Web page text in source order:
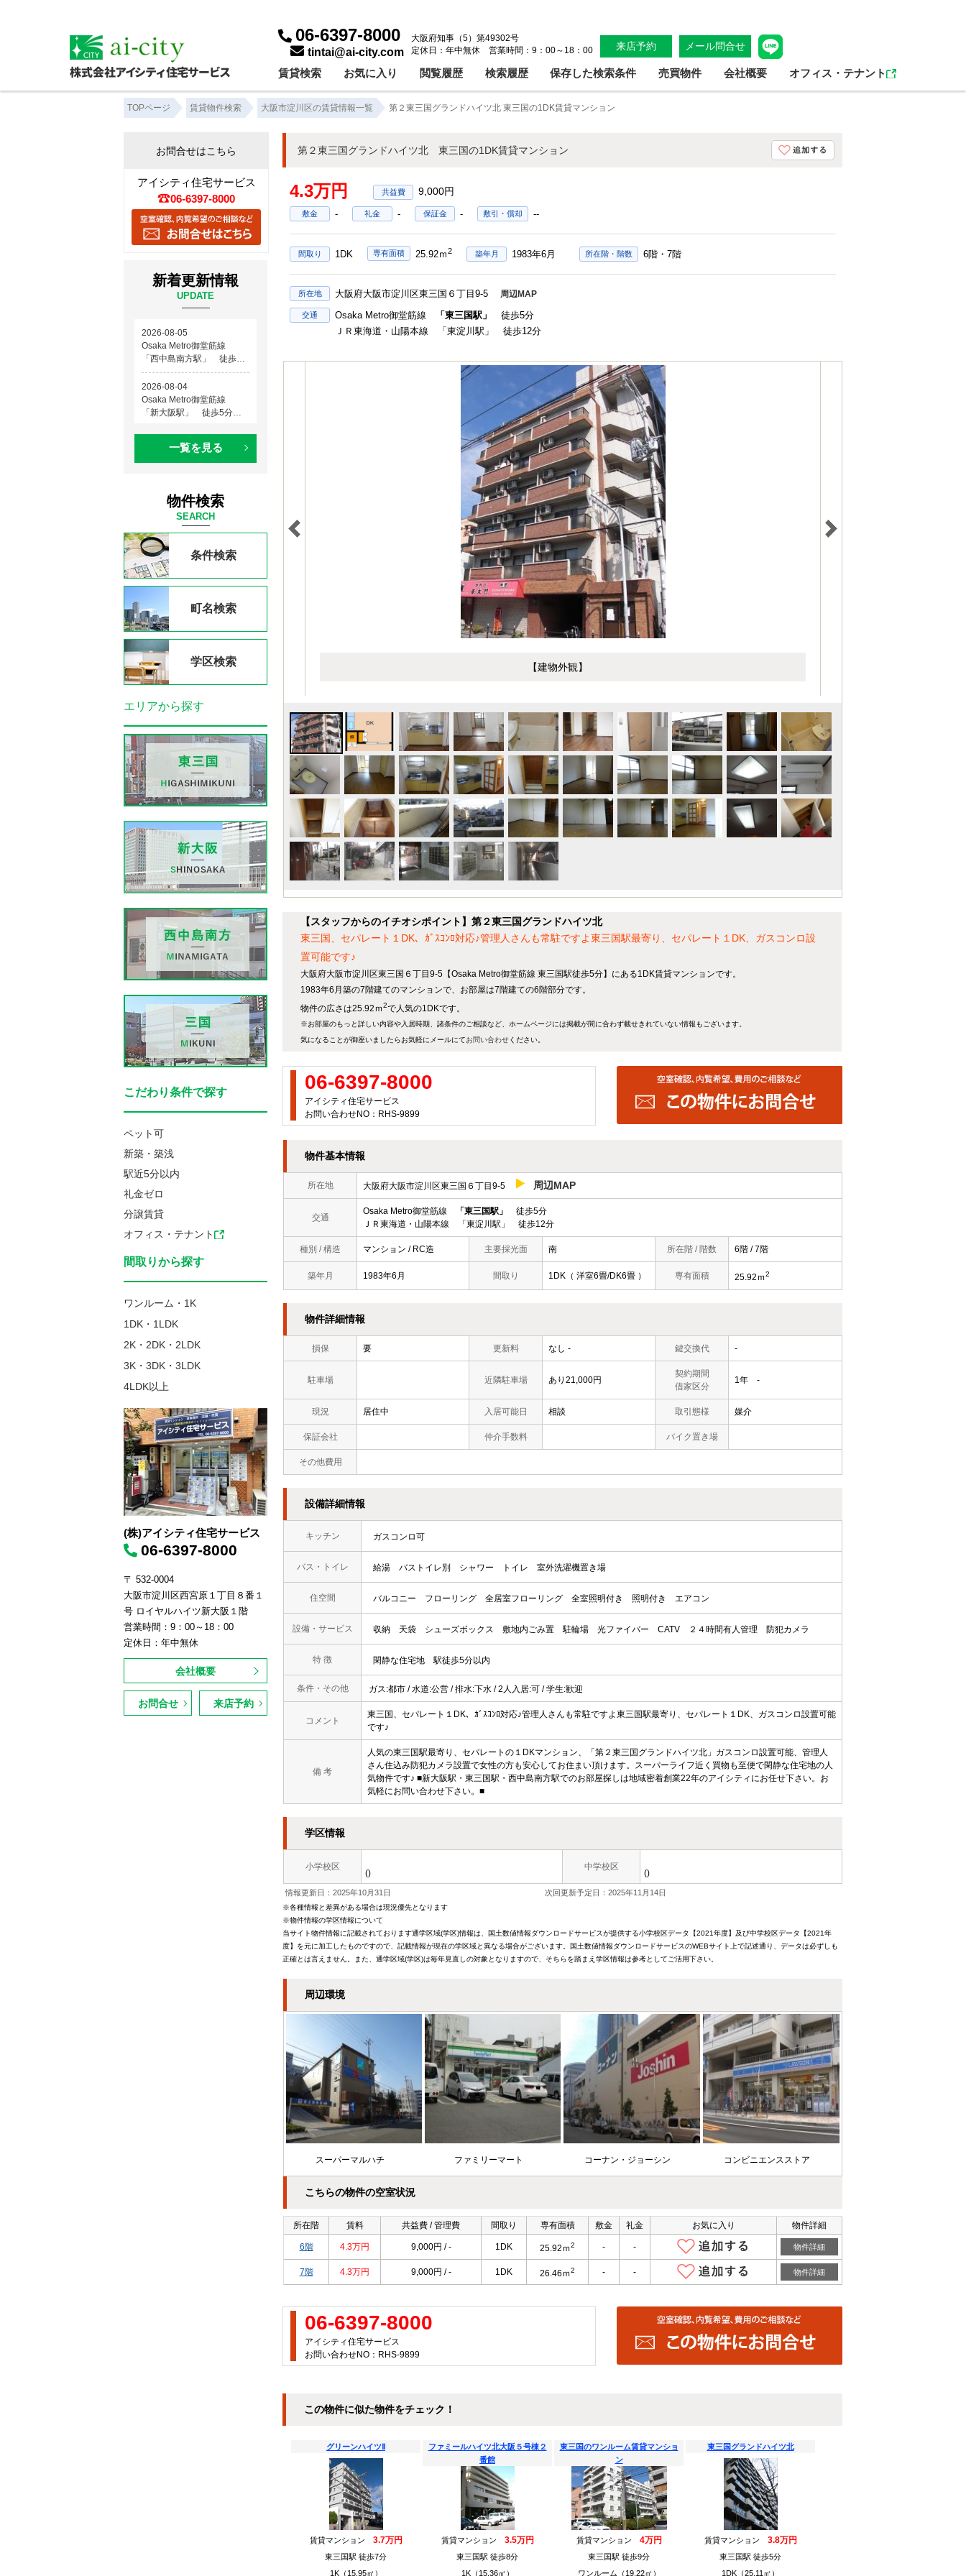
06-6397-8000
tintai@ai-city.com
大阪府知事（5）第49302号
定休日：年中無休 営業時間：9：00～18：00
来店予約 メール問合せ
賃貸検索 お気に入り 閲覧履歴 検索履歴 保存した検索条件 売買物件 会社概要 オフィス・テナント
TOPページ 賃貸物件検索 大阪市淀川区の賃貸情報一覧 第２東三国グランドハイツ北 東三国の1DK賃貸マンション
第２東三国グランドハイツ北 東三国の1DK賃貸マンション
4.3万円 9,000円
敷金 - 礼金 - 保証金 - 敷引・償却 --
間取り 1DK 専有面積 25.92ｍ2 築年月 1983年6月 所在階・階数 6階・7階
所在地 大阪府大阪市淀川区東三国６丁目9-5 周辺MAP
交通 Osaka Metro御堂筋線 「東三国駅」
徒歩5分
ＪＲ東海道・山陽本線 「東淀川駅」 徒歩12分
【建物外観】
【スタッフからのイチオシポイント】第２東三国グランドハイツ北
東三国、セパレート１DK、ｶﾞｽｺﾝﾛ対応♪管理人さんも常駐ですよ東三国駅最寄り、セパレート１DK、ガスコンロ設
置可能です♪
大阪府大阪市淀川区東三国６丁目9-5【Osaka Metro御堂筋線 東三国駅徒歩5分】にある1DK賃貸マンションです。
1983年6月築の7階建てのマンションで、お部屋は7階建ての6階部分です。
物件の広さは25.92ｍ2で人気の1DKです。
※お部屋のもっと詳しい内容や入居時期、諸条件のご相談など、ホームページには掲載が間に合わず載せきれていない情報もございます。
気になることが御座いましたらお気軽にメールにてお問い合わせください。
06-6397-8000
アイシティ住宅サービス
お問い合わせNO：RHS-9899
物件基本情報
所在地 大阪府大阪市淀川区東三国６丁目9-5 周辺MAP
交通
Osaka Metro御堂筋線 「東三国駅」
徒歩5分
ＪＲ東海道・山陽本線 「東淀川駅」 徒歩12分
種別 / 構造 マンション / RC造 主要採光面 南 所在階 / 階数 6階 / 7階
築年月 1983年6月 間取り 1DK（ 洋室6畳/DK6畳 ） 専有面積 25.92ｍ2
物件詳細情報
損保 要 更新料 なし - 鍵交換代 -
駐車場 近隣駐車場 あり21,000円
契約期間
借家区分
1年 -
現況 居住中 入居可能日 相談 取引態様 媒介
保証会社 仲介手数料 バイク置き場
その他費用
設備詳細情報
キッチン ガスコンロ可
バス・トイレ 給湯 バストイレ別 シャワー トイレ 室外洗濯機置き場
住空間 バルコニー フローリング 全居室フローリング 全室照明付き 照明付き エアコン
設備・サービス 収納 天袋 シューズボックス 敷地内ごみ置 駐輪場 光ファイバー CATV ２４時間有人管理 防犯カメラ
特 徴 閑静な住宅地 駅徒歩5分以内
条件・その他 ガス:都市 / 水道:公営 / 排水:下水 / 2人入居:可 / 学生:歓迎
コメント
東三国、セパレート１DK、ｶﾞｽｺﾝﾛ対応♪管理人さんも常駐ですよ東三国駅最寄り、セパレート１DK、ガスコンロ設置可能
です♪
備 考
人気の東三国駅最寄り、セパレートの１DKマンション、「第２東三国グランドハイツ北」ガスコンロ設置可能、管理人
さん住込み防犯カメラ設置で女性の方も安心してお住まい頂けます。スーパーライフ近く買物も至便で閑静な住宅地の人
気物件です♪ ■新大阪駅・東三国駅・西中島南方駅でのお部屋探しは地域密着創業22年のアイシティにお任せ下さい。お
気軽にお問い合わせ下さい。■
学区情報
小学校区
()
中学校区
()
情報更新日：2025年10月31日 次回更新予定日：2025年11月14日
※各種情報と差異がある場合は現況優先となります
※物件情報の学区情報について
当サイト物件情報に記載されております通学区域(学区)情報は、国土数値情報ダウンロードサービスが提供する小学校区データ【2021年度】及び中学校区データ【2021年
度】を元に加工したものですので、記載情報が現在の学区域と異なる場合がございます。国土数値情報ダウンロードサービスのWEBサイト上で記述通り、データは必ずしも
正確とは言えません。また、通学区域(学区)は毎年見直しの対象となりますので、そちらを踏まえ学区情報は参考としてご活用下さい。
周辺環境
スーパーマルハチ ファミリーマート コーナン・ジョーシン コンビニエンスストア
こちらの物件の空室状況
所在階 賃料 共益費 / 管理費 間取り 専有面積 敷金 礼金 お気に入り 物件詳細
6階 4.3万円 9,000円 / - 1DK 25.92ｍ2 - - 物件詳細
7階 4.3万円 9,000円 / - 1DK 26.46ｍ2 - - 物件詳細
06-6397-8000
アイシティ住宅サービス
お問い合わせNO：RHS-9899
この物件に似た物件をチェック！
グリーンハイツⅡ
賃貸マンション 3.7万円
東三国駅 徒歩7分
1K（15.95㎡）
ファミールハイツ北大阪５号棟２
番館
賃貸マンション 3.5万円
東三国駅 徒歩8分
1K（15.36㎡）
東三国のワンルーム賃貸マンショ
ン
賃貸マンション 4万円
東三国駅 徒歩9分
ワンルーム（19.22㎡）
東三国グランドハイツ北
賃貸マンション 3.8万円
東三国駅 徒歩5分
1DK（25.11㎡）
お問合せはこちら
アイシティ住宅サービス
06-6397-8000
新着更新情報
UPDATE
一覧を見る
物件検索
SEARCH
条件検索
町名検索
学区検索
エリアから探す
こだわり条件で探す
ペット可
新築・築浅
駅近5分以内
礼金ゼロ
分譲賃貸
オフィス・テナント
間取りから探す
ワンルーム・1K
1DK・1LDK
2K・2DK・2LDK
3K・3DK・3LDK
4LDK以上
(株)アイシティ住宅サービス
06-6397-8000
〒 532-0004
大阪市淀川区西宮原１丁目８番１
号 ロイヤルハイツ新大阪１階
営業時間：9：00～18：00
定休日：年中無休
会社概要
お問合せ 来店予約